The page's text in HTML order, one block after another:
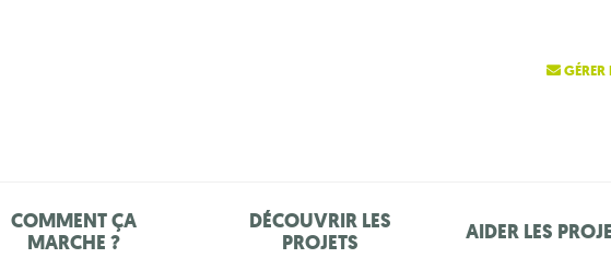
COMMENT ÇA
MARCHE ?
DÉCOUVRIR LES
PROJETS
AIDER LES